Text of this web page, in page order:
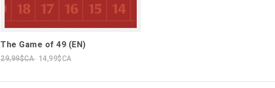
The Game of 49 (EN)
29,99$CA 14,99$CA